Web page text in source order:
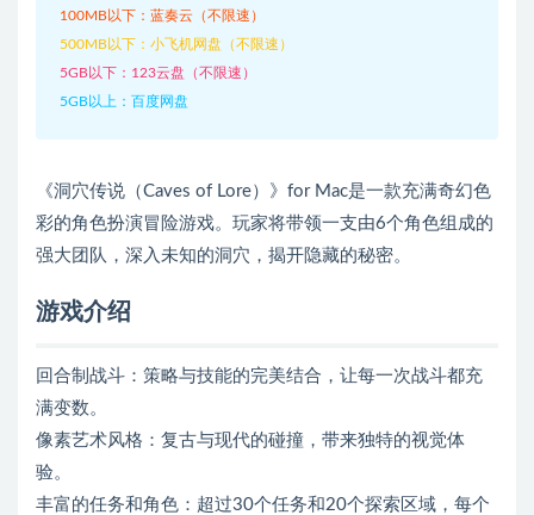
100MB以下：蓝奏云（不限速）
500MB以下：小飞机网盘（不限速）
5GB以下：123云盘（不限速）
5GB以上：百度网盘
《洞穴传说（Caves of Lore）》for Mac是一款充满奇幻色
彩的角色扮演冒险游戏。玩家将带领一支由6个角色组成的
强大团队，深入未知的洞穴，揭开隐藏的秘密。
游戏介绍
回合制战斗：策略与技能的完美结合，让每一次战斗都充
满变数。
像素艺术风格：复古与现代的碰撞，带来独特的视觉体
验。
丰富的任务和角色：超过30个任务和20个探索区域，每个